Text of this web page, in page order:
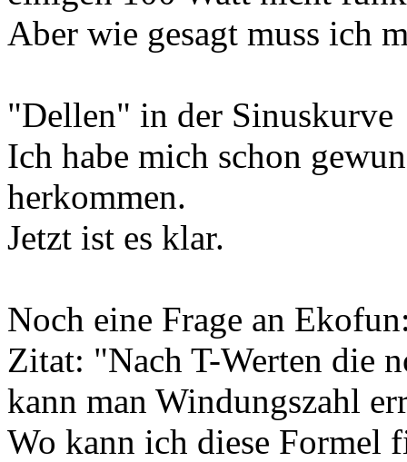
Aber wie gesagt muss ich
"Dellen" in der Sinuskurve
Ich habe mich schon
herkommen.
Jetzt ist es klar.
Noch eine Frage an
Zitat: "Nach T-Werten die
kann man Windungszahl
Wo kann ich diese Formel